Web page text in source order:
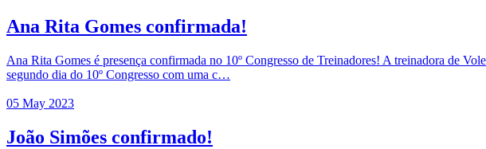
Ana Rita Gomes confirmada!
Ana Rita Gomes é presença confirmada no 10º Congresso de Treinadores! A treinadora de
segundo dia do 10º Congresso com uma c…
05 May 2023
João Simões confirmado!